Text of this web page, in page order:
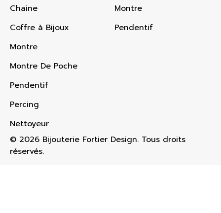
Chaine
Coffre à Bijoux
Montre
Montre De Poche
Pendentif
Percing
Nettoyeur
Montre
Pendentif
© 2026 Bijouterie Fortier Design. Tous droits
réservés.